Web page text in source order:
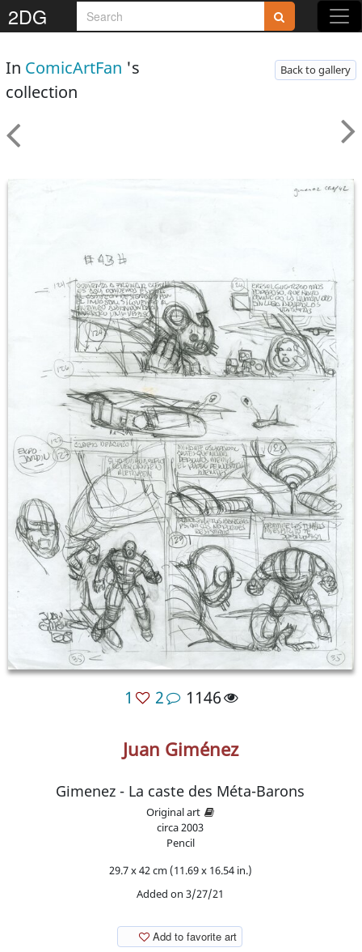
2DG
In ComicArtFan 's
collection
Back to gallery
1 2 1146
Juan Giménez
Gimenez - La caste des Méta-Barons
Original art
circa2003
Pencil
29.7 x 42 cm (11.69 x 16.54 in.)
Added on 3/27/21
Add to favorite art